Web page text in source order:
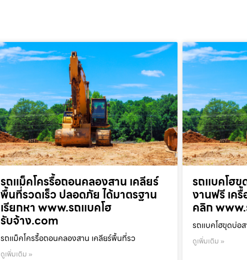
รถแม็คโครรื้อถอนคลองสาน เคลียร์
พื้นที่รวดเร็ว ปลอดภัย ได้มาตรฐาน
เรียกหา www.รถแบคโฮ
รับจ้าง.com
รถแม็คโครรื้อถอนคลองสาน เคลียร์พื้นที่รว
ดูเพิ่มเติม »
รถแบคโฮขุ
งานฟรี เค
คลิก
รถแบคโฮขุดบ่อส
ดูเพิ่มเติม »